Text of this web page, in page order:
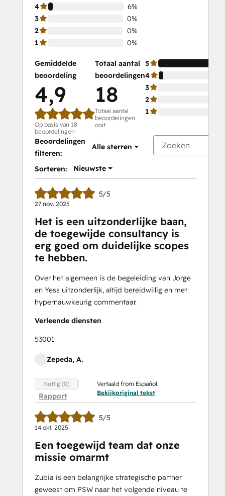
4
6%
3
0%
2
0%
1
0%
Gemiddelde
beoordeling
4,9
Op basis van 18
beoordelingen
Totaal aantal
beoordelingen
18
Totaal aantal
beoordelingen
ooit
5
4
3
2
1
Beoordelingen
filteren:
Alle sterren
Sorteren: Nieuwste
5/5
27 nov. 2025
Het is een uitzonderlijke baan,
de toegewijde consultancy is
erg goed om duidelijke scopes
te hebben.
Over het algemeen is de begeleiding van Jorge
en Yess uitzonderlijk, altijd bereidwillig en met
hypernauwkeurig commentaar.
Verleende diensten
53001
Zepeda, A.
Nuttig (0)
Rapport
Vertaald from Español.
Bekijkoriginal tekst
5/5
14 okt. 2025
Een toegewijd team dat onze
missie omarmt
Zubia is een belangrijke strategische partner
geweest om PSW naar het volgende niveau te